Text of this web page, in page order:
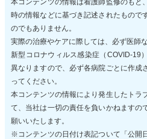
時の情報などに基づき記述されたもので
のでもありません。
実際の治療やケアに際しては、必ず医師
新型コロナウィルス感染症（COVID-19
異なりますので、必ず各病院ごとに作成
ってください。
本コンテンツの情報により発生したトラ
て、当社は一切の責任を負いかねますの
願いいたします。
※コンテンツの日付け表記ついて「公開